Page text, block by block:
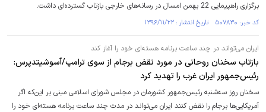
برگزاری راهپیمایی 22 بهمن امسال در رسانه‌های خارجی بازتاب گسترده‌ای داشت.
کد خبر: ۵۰۷۸۳۰ تاریخ انتشار : ۱۳۹۶/۱۱/۲۲
ایران می‌تواند در چند ساعت برنامه هسته‌ای خود را آغاز کند
بازتاب سخنان روحانی در مورد نقض برجام از سوی ترامپ/آسوشیتدپرس:
رئیس‌جمهور ایران غرب را تهدید کرد
سخنان روز سه‌شنبه رئیس‌جمهور کشورمان در مجلس شورای اسلامی مبنی بر این‌که اگر
آمریکایی‌ها برجام را نقض کنند ایران می‌تواند در مدت چند ساعت برنامه هسته‌ای خود را